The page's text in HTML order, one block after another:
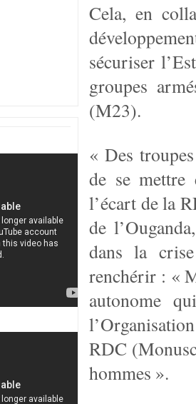
Cela, en
sécuriser
groupes
(M23).
« Des
de se mettre
l’écart de la
de
dans la
renchérir : «
autonome
RDC
hommes ».